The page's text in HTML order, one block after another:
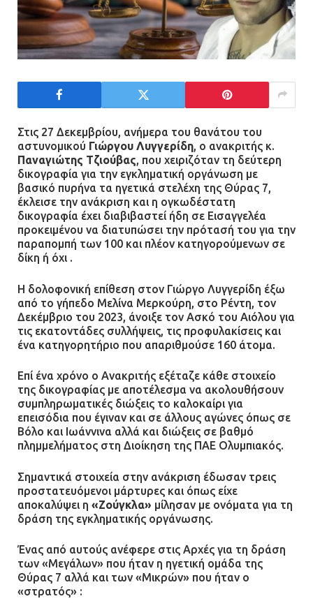
Τηλεφωνικές απάτες με λεία
130.000 ευρώ στην Αττική
13.07.2026 | 20:44
Ασπρόπυργος: Πέθανε ένας από
τους σοβαρά εγκαυματίες της
μεγάλης έκρηξης στο εργοστάσιο
12.07.2026 | 15:07
Άργος: Στη φυλακή οι δύο
αστυνομικοί για τους
πυροβολισμούς κατά του 20χρονου
με αναπηρία
Ένα πουλί «υπεύθυνο» για την
πρωινή διακοπή ρεύματος στη
Μάνδρα
09.07.2026 | 11:12
Φωτιά σε επιχείρηση στον
Ασπρόπυργο – Ήχησε το 112
09.07.2026 | 09:19
Δίωξη για απόπειρα
ανθρωποκτονίας στους δύο
αστυνομικούς
Ομαδικός βιασμός 19χρονης στο
Α.Τ. Ομονοίας: Ο Εισαγγελέας
Στις 27 Δεκεμβρίου, ανήμερα του θανάτου του
αστυνομικού Γιώργου Λυγγερίδη, ο ανακριτής κ.
Παναγιώτης Τζιούβας, που χειριζόταν τη δεύτερη
δικογραφία για την εγκληματική οργάνωση με
βασικό πυρήνα τα ηγετικά στελέχη της Θύρας 7,
έκλεισε την ανάκριση και η ογκωδέστατη
δικογραφία έχει διαβιβαστεί ήδη σε Εισαγγελέα
προκειμένου να διατυπώσει την πρότασή του για την
παραπομπή των 100 και πλέον κατηγορούμενων σε
δίκη ή όχι .
Η δολοφονική επίθεση στον Γιώργο Λυγγερίδη έξω
από το γήπεδο Μελίνα Μερκούρη, στο Ρέντη, τον
Δεκέμβριο του 2023, άνοιξε τον Ασκό του Αιόλου για
τις εκατοντάδες συλλήψεις, τις προφυλακίσεις και
ένα κατηγορητήριο που απαριθμούσε 160 άτομα.
Επί ένα χρόνο ο Ανακριτής εξέταζε κάθε στοιχείο
της δικογραφίας με αποτέλεσμα να ακολουθήσουν
συμπληρωματικές διώξεις το καλοκαίρι για
επεισόδια που έγιναν και σε άλλους αγώνες όπως σε
Βόλο και Ιωάννινα αλλά και διώξεις σε βαθμό
πλημμελήματος στη Διοίκηση της ΠΑΕ Ολυμπιακός.
Σημαντικά στοιχεία στην ανάκριση έδωσαν τρεις
προστατευόμενοι μάρτυρες και όπως είχε
αποκαλύψει η «Ζούγκλα» μίλησαν με ονόματα για τη
δράση της εγκληματικής οργάνωσης.
Ένας από αυτούς ανέφερε στις Αρχές για τη δράση
των «Μεγάλων» που ήταν η ηγετική ομάδα της
Θύρας 7 αλλά και των «Μικρών» που ήταν ο
«στρατός» :